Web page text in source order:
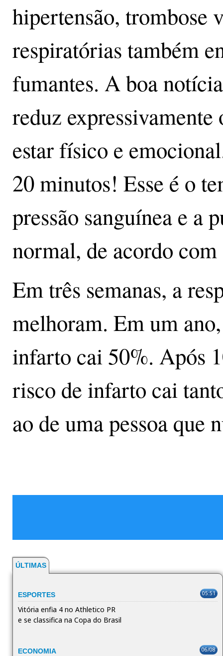
hipertensão, trombose
respiratórias também
fumantes. A boa
reduz
estar físico e
20 minutos! Esse é o
pressão sanguínea e a
normal, de acordo
Em três semanas, a
melhoram. Em um
infarto cai 50%. Após
risco de infarto cai
ao de uma pessoa que
ÚLTIMAS
ESPORTES 05:51
Vitória enfia 4 no Athletico PR
e se classifica na Copa do Brasil
ECONOMIA 06/08